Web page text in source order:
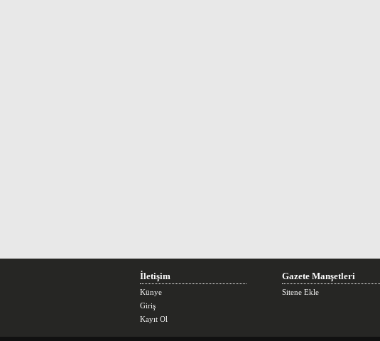
İletişim
Künye
Giriş
Kayıt Ol
Gazete Manşetleri
Sitene Ekle